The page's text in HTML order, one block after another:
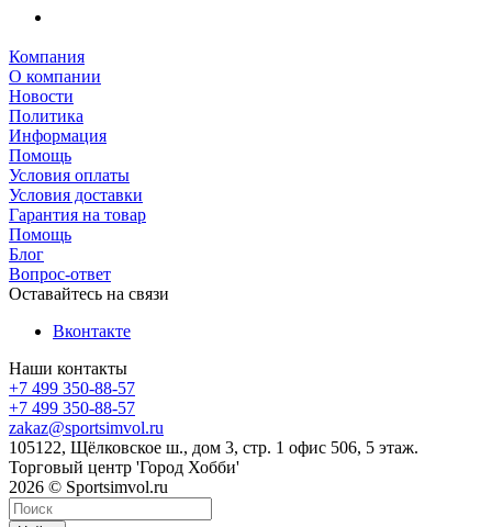
Компания
О компании
Новости
Политика
Информация
Помощь
Условия оплаты
Условия доставки
Гарантия на товар
Помощь
Блог
Вопрос-ответ
Оставайтесь на связи
Вконтакте
Наши контакты
+7 499 350-88-57
+7 499 350-88-57
zakaz@sportsimvol.ru
105122, Щёлковское ш., дом 3, стр. 1 офис 506, 5 этаж.
Торговый центр 'Город Хобби'
2026 © Sportsimvol.ru